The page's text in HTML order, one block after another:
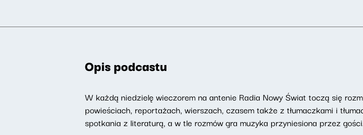
Opis podcastu
W każdą niedzielę wieczorem na antenie Radia Nowy Świat toczą się
powieściach, reportażach, wierszach, czasem także z tłumaczkami i
spotkania z literaturą, a w tle rozmów gra muzyka przyniesiona przez